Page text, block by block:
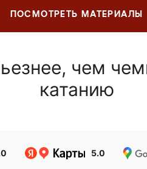
ПОСМОТРЕТЬ МАТЕРИАЛЫ
чем
катанию
5.0